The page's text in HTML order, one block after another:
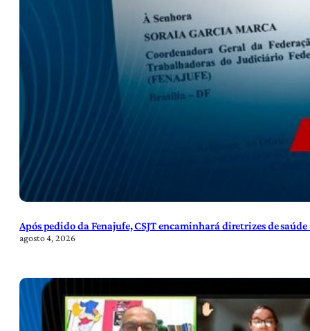
Após pedido da Fenajufe, CSJT encaminhará diretrizes de
agosto 4, 2026